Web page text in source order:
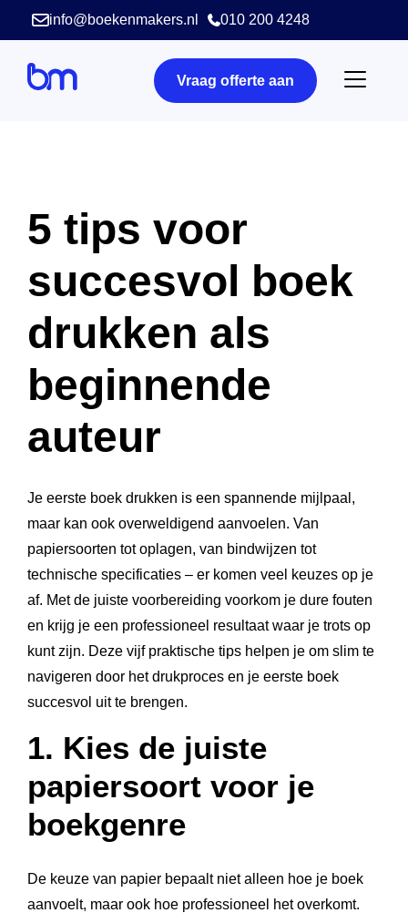
info@boekenmakers.nl 010 200 4248
Vraag offerte aan
5 tips voor
succesvol boek
drukken als
beginnende
auteur
Je eerste boek drukken is een spannende mijlpaal,
maar kan ook overweldigend aanvoelen. Van
papiersoorten tot oplagen, van bindwijzen tot
technische specificaties – er komen veel keuzes op je
af. Met de juiste voorbereiding voorkom je dure fouten
en krijg je een professioneel resultaat waar je trots op
kunt zijn. Deze vijf praktische tips helpen je om slim te
navigeren door het drukproces en je eerste boek
succesvol uit te brengen.
1. Kies de juiste
papiersoort voor je
boekgenre
De keuze van papier bepaalt niet alleen hoe je boek
aanvoelt, maar ook hoe professioneel het overkomt.